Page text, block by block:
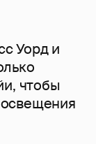
Уорд и
чтобы